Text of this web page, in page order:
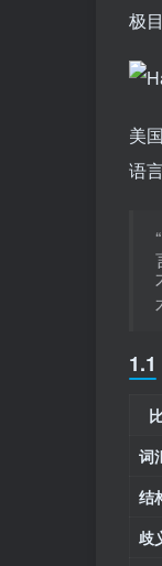
极
美
语
词
结
歧